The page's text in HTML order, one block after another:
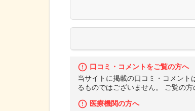
口コミ・コメントをご覧の方へ
当サイトに掲載の口コミ・コメント
るものではございません。 ご覧の
医療機関の方へ